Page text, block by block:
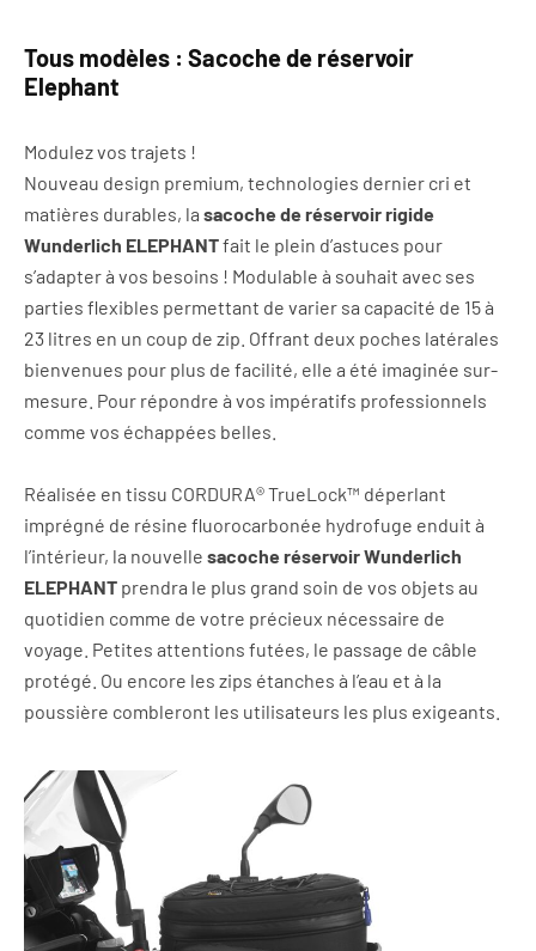
Tous modèles : Sacoche de réservoir
Elephant
Modulez vos trajets !
Nouveau design premium, technologies dernier cri et
matières durables, la sacoche de réservoir rigide
Wunderlich ELEPHANTfait le plein d’astuces pour
s’adapter à vos besoins ! Modulable à souhait avec ses
parties flexibles permettant de varier sa capacité de 15 à
23 litres en un coup de zip. Offrant deux poches latérales
bienvenues pour plus de facilité, elle a été imaginée sur-
mesure. Pour répondre à vos impératifs professionnels
comme vos échappées belles.
Réalisée en tissu CORDURA® TrueLock™ déperlant
imprégné de résine fluorocarbonée hydrofuge enduit à
l’intérieur, la nouvelle sacoche réservoir Wunderlich
ELEPHANT prendra le plus grand soin de vos objets au
quotidien comme de votre précieux nécessaire de
voyage. Petites attentions futées, le passage de câble
protégé. Ou encore les zips étanches à l’eau et à la
poussière combleront les utilisateurs les plus exigeants.